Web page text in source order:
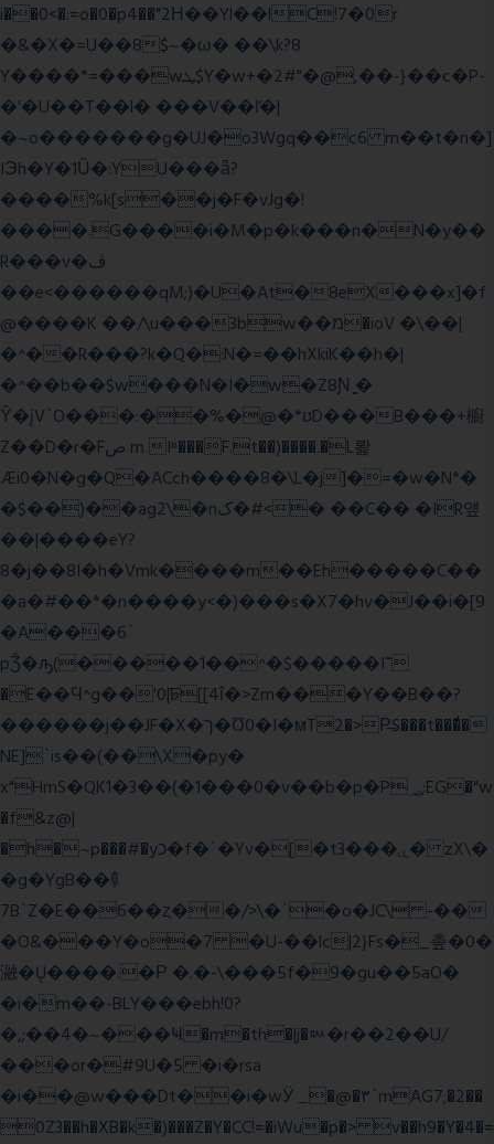
i��0<�:=o�0�p4��"2Η��Yl��lC!7�0r
�&�X�=U��8$~�ω� ��\k?8
Y����*=���wܛ$Y�w+�2#"�@,��-}��c�P-
�'�U��T��l� ���V��ľ�|
�~o�������g�UJ�o3Wgq��c6 m��t�n�]
IЭh�Y�1Ȕ�:YU���ǟ?
����%k[s��j�F�vJg�!
����.G����i�M�p�k���n�N�y��
R���v�ڤ
��e<������qM;)�U�At�8eX���x]�f
@����K ��/\u���3bw��מ�ioV �\��|
�^��R���?k�Q�:N�=��hXkiK��h�|
�^��b��$w���N�I�w�Z8Ɲ ͚�
Ŷ�įV`O���:��%�@�*ʊD���B���+櫥
Z��D�r�Fص m Iʶ���F.t��)����.�L뢅
Æi0�N�g�Q�ACch����8�\L�j]�=�w�N*�
�$��)��ag2\�nک�#<� ��C�� �IR얲
��|����eY?
8�j��8I�h�Vmk����m��Eh�����C��
�a�#��*�n����y<�)���s�X7�hv�J��i�[9
�A���6`
pǮ�ԡ(�����1��^�$�����I־
�E��Ϥ^g��'0|ꠓ[[4ΐ�>Zm���Y��B��?
������j��JF�X�ך�Ʊ0�I�мT2�>P̶S���t���ͩ�
NE]`is��(��\X�py�
x"HmS�QK1�3��(�1���0�v��b�p�P؃;EG�"w
�f&z@|
�h�~p���#�yכ�f�`�Yv�[�t3���ۑ� zX\�
�g�YgB��龺
7B`Z�E��6��ȥ��/>\�`�o�JC\ -��
�O&���Y�o�7 �U-��lc|2}Fs�_촢�0�
瀜�Ų����.�Ρ �.�-\���5f�9�gu��5aO�
�i�m��-BLY���ebh!0?
�,;��4�~���Ҹ�m�th�|j�ᇞ�r��2��U/
���or�#9U�5 �i�rsa
�i��@w���Dt��i�wӰ _�@�٣`mAG7;�2��
0Z3��h�XB�k�)���Z�Y�CC!=�iWu�p�> v��h9�Y�4�=